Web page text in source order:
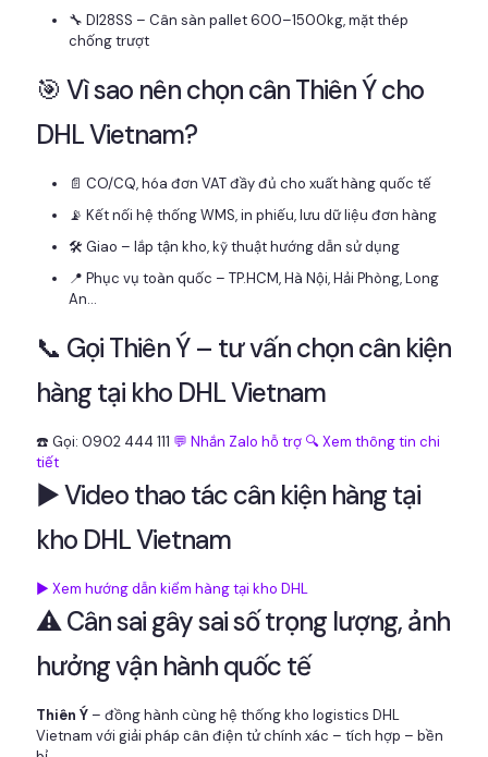
🔧 DI28SS – Cân sàn pallet 600–1500kg, mặt thép
chống trượt
🎯 Vì sao nên chọn cân Thiên Ý cho
DHL Vietnam?
📄 CO/CQ, hóa đơn VAT đầy đủ cho xuất hàng quốc tế
📡 Kết nối hệ thống WMS, in phiếu, lưu dữ liệu đơn hàng
🛠 Giao – lắp tận kho, kỹ thuật hướng dẫn sử dụng
📍 Phục vụ toàn quốc – TP.HCM, Hà Nội, Hải Phòng, Long
An...
📞 Gọi Thiên Ý – tư vấn chọn cân kiện
hàng tại kho DHL Vietnam
☎️ Gọi: 0902 444 111 💬 Nhắn Zalo hỗ trợ 🔍 Xem thông tin chi
tiết
▶️ Video thao tác cân kiện hàng tại
kho DHL Vietnam
▶️ Xem hướng dẫn kiểm hàng tại kho DHL
⚠️ Cân sai gây sai số trọng lượng, ảnh
hưởng vận hành quốc tế
Thiên Ý – đồng hành cùng hệ thống kho logistics DHL
Vietnam với giải pháp cân điện tử chính xác – tích hợp – bền